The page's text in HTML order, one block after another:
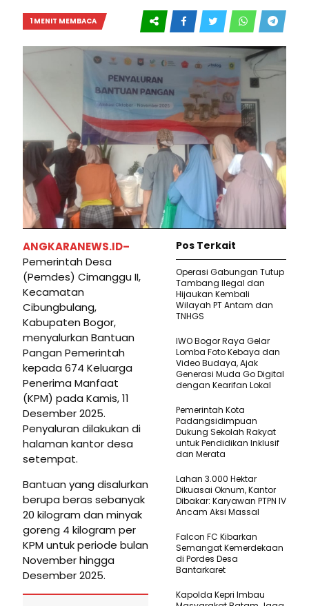
1 MENIT MEMBACA
ANGKARANEWS.ID–
Pemerintah Desa
(Pemdes) Cimanggu II,
Kecamatan
Cibungbulang,
Kabupaten Bogor,
menyalurkan Bantuan
Pangan Pemerintah
kepada 674 Keluarga
Penerima Manfaat
(KPM) pada Kamis, 11
Desember 2025.
Penyaluran dilakukan di
halaman kantor desa
setempat.
Bantuan yang disalurkan
berupa beras sebanyak
20 kilogram dan minyak
goreng 4 kilogram per
KPM untuk periode bulan
November hingga
Desember 2025.
Pos Terkait
Operasi Gabungan Tutup
Tambang Ilegal dan
Hijaukan Kembali
Wilayah PT Antam dan
TNHGS
IWO Bogor Raya Gelar
Lomba Foto Kebaya dan
Video Budaya, Ajak
Generasi Muda Go Digital
dengan Kearifan Lokal
Pemerintah Kota
Padangsidimpuan
Dukung Sekolah Rakyat
untuk Pendidikan Inklusif
dan Merata
Lahan 3.000 Hektar
Dikuasai Oknum, Kantor
Dibakar: Karyawan PTPN IV
Ancam Aksi Massal
Falcon FC Kibarkan
Semangat Kemerdekaan
di Pordes Desa
Bantarkaret
Kapolda Kepri Imbau